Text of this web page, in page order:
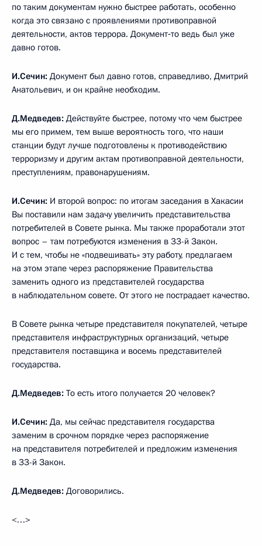
по таким документам нужно быстрее работать, особенно
когда это связано с проявлениями противоправной
деятельности, актов террора. Документ‑то ведь был уже
давно готов.
И.Сечин: Документ был давно готов, справедливо, Дмитрий
Анатольевич, и он крайне необходим.
Д.Медведев: Действуйте быстрее, потому что чем быстрее
мы его примем, тем выше вероятность того, что наши
станции будут лучше подготовлены к противодействию
терроризму и другим актам противоправной деятельности,
преступлениям, правонарушениям.
И.Сечин: И второй вопрос: по итогам заседания в Хакасии
Вы поставили нам задачу увеличить представительства
потребителей в Совете рынка. Мы также проработали этот
вопрос – там потребуются изменения в 33-й Закон.
И с тем, чтобы не «подвешивать» эту работу, предлагаем
на этом этапе через распоряжение Правительства
заменить одного из представителей государства
в наблюдательном совете. От этого не пострадает качество.
В Совете рынка четыре представителя покупателей, четыре
представителя инфраструктурных организаций, четыре
представителя поставщика и восемь представителей
государства.
Д.Медведев: То есть итого получается 20 человек?
И.Сечин: Да, мы сейчас представителя государства
заменим в срочном порядке через распоряжение
на представителя потребителей и предложим изменения
в 33-й Закон.
Д.Медведев: Договорились.
<…>